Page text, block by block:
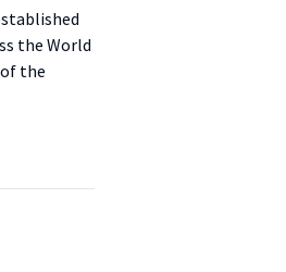
the World
the